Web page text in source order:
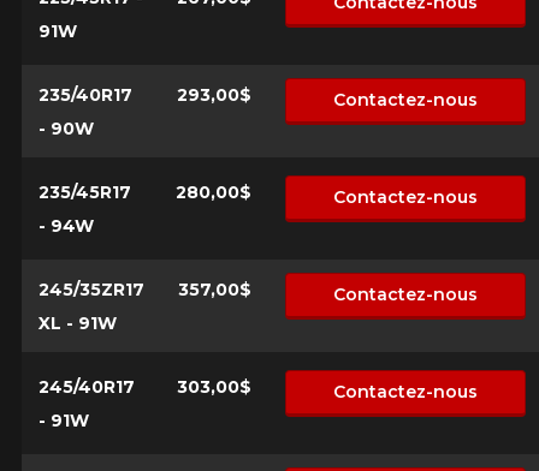
91W
235/40R17
- 90W
293,00$ Contactez-nous
235/45R17
- 94W
280,00$ Contactez-nous
245/35ZR17
XL - 91W
357,00$ Contactez-nous
245/40R17
- 91W
303,00$ Contactez-nous